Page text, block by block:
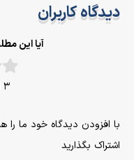
دیدگاه کاربران
آیا این
3 از 5 (13 نظر)
با افزودن دیدگاه خود ما را
اشتراک بگذارید